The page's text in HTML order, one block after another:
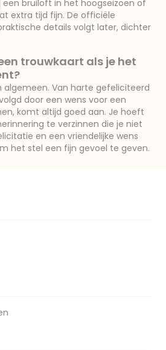
een bruiloft in het hoogseizoen of
extra tijd fijn. De officiële
details volgt later, dichter
trouwkaart als je het
algemeen. Van harte gefeliciteerd
door een wens voor een
komt altijd goed aan. Je hoeft
te verzinnen die je niet
en een vriendelijke wens
het stel een fijn gevoel te geven.